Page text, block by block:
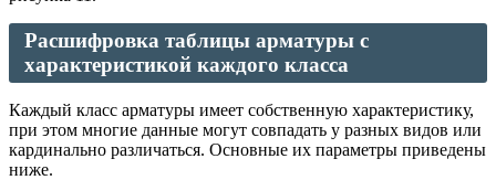
Расшифровка таблицы арматуры с
характеристикой каждого класса
Каждый класс арматуры имеет собственную характеристику,
при этом многие данные могут совпадать у разных видов или
кардинально различаться. Основные их параметры приведены
ниже.